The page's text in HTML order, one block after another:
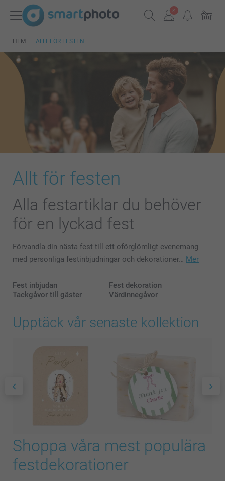
HEM ALLT FÖR FESTEN
Allt för festen
Alla festartiklar du behöver
för en lyckad fest
Förvandla din nästa fest till ett oförglömligt evenemang
med personliga festinbjudningar och dekorationer… Mer
Fest inbjudan
Fest dekoration
Tackgåvor till gäster
Värdinnegåvor
Upptäck vår senaste kollektion
Shoppa våra mest populära
festdekorationer